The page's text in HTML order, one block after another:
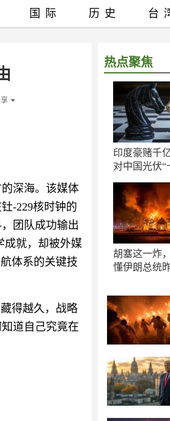
深海。该媒体
-229核时钟的
团队成功输出
成就，却被外媒
体系的关键技
得越久，战略
道自己究竟在
热点聚焦
印度豪赌千
对中国光伏“
胡塞这一炸
懂伊朗总统
国际 历史 台